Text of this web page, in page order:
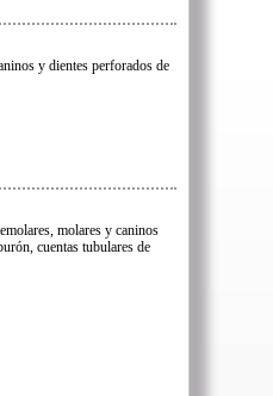
y dientes perforados de
molares y caninos
cuentas tubulares de